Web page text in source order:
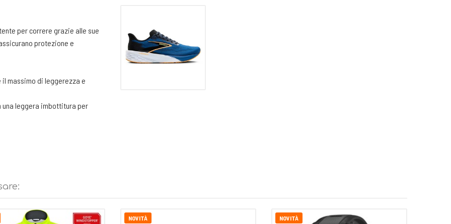
per correre grazie alle sue
protezione e
il massimo di leggerezza e
una leggera imbottitura per
tendine
realizzato in gomma anti
NOVITÀ NOVITÀ